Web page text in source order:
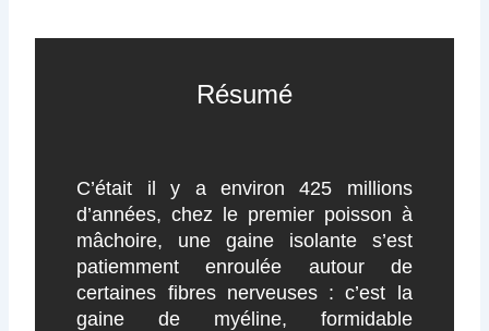
Résumé
C’était il y a environ 425 millions
d’années, chez le premier poisson à
mâchoire, une gaine isolante s’est
patiemment enroulée autour de
certaines fibres nerveuses : c’est la
gaine de myéline, formidable